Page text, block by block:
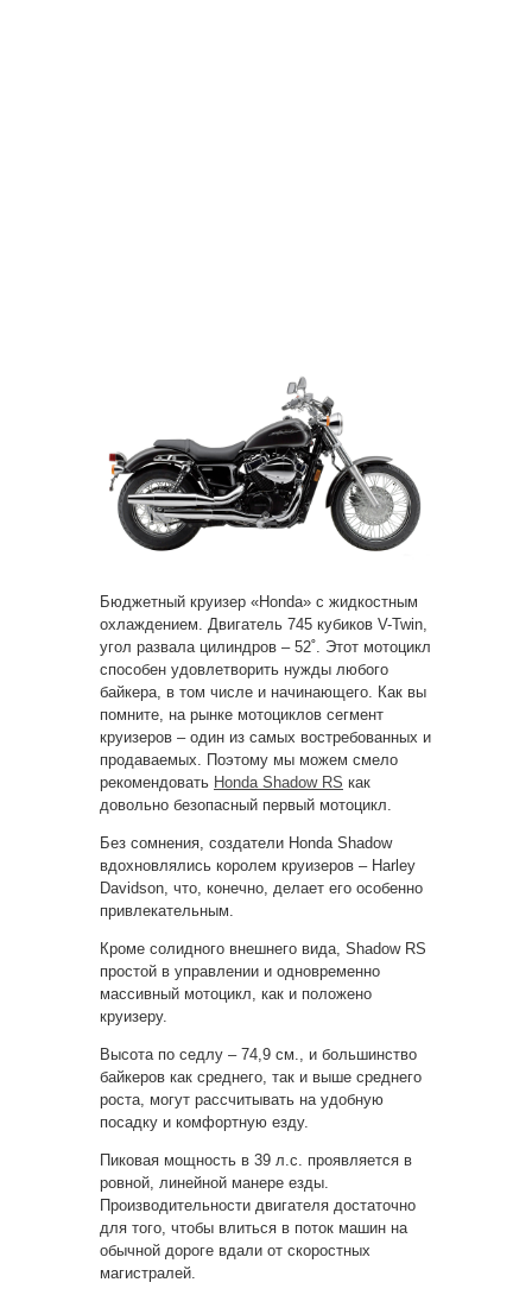
Бюджетный круизер «Honda» с жидкостным
охлаждением. Двигатель 745 кубиков V-Twin,
угол развала цилиндров – 52˚. Этот мотоцикл
способен удовлетворить нужды любого
байкера, в том числе и начинающего. Как вы
помните, на рынке мотоциклов сегмент
круизеров – один из самых востребованных и
продаваемых. Поэтому мы можем смело
рекомендовать Honda Shadow RS как
довольно безопасный первый мотоцикл.
Без сомнения, создатели Honda Shadow
вдохновлялись королем круизеров – Harley
Davidson, что, конечно, делает его особенно
привлекательным.
Кроме солидного внешнего вида, Shadow RS
простой в управлении и одновременно
массивный мотоцикл, как и положено
круизеру.
Высота по седлу – 74,9 см., и большинство
байкеров как среднего, так и выше среднего
роста, могут рассчитывать на удобную
посадку и комфортную езду.
Пиковая мощность в 39 л.с. проявляется в
ровной, линейной манере езды.
Производительности двигателя достаточно
для того, чтобы влиться в поток машин на
обычной дороге вдали от скоростных
магистралей.